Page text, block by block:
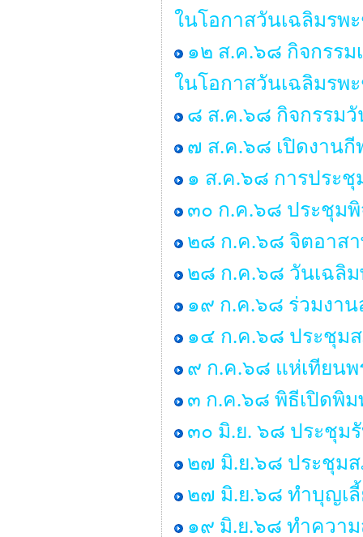
ในโอกาสวันเฉลิมรพ
๑๒ ส.ค.๖๘ กิจกรรม
ในโอกาสวันเฉลิมรพ
๘ ส.ค.๖๘ กิจกรรม
๗ ส.ค.๖๘ เปิดงานกี
๑ ส.ค.๖๘ การประ
๓๐ ก.ค.๖๘ ประชุม
๒๘ ก.ค.๖๘ จิตอาส
๒๘ ก.ค.๖๘ วันเฉลิม
๑๙ ก.ค.๖๘ ร่วมงา
๑๔ ก.ค.๖๘ ประชุม
๙ ก.ค.๖๘ แห่เทียน
๓ ก.ค.๖๘ พิธีเปิดพิ
๓๐ มิ.ย. ๖๘ ประชุม
๒๗ มิ.ย.๖๘ ประชุม
๒๗ มิ.ย.๖๘ ทำบุญเลี้
๑๙ มิ.ย.๖๘ ทำควา